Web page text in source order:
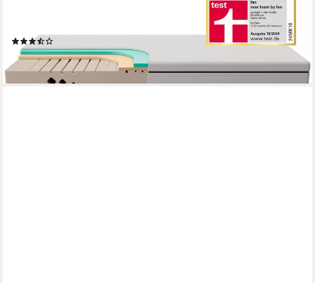
Matratze, 90x200 cm von Stiftung Warentest "GUT (1,6)"
ab 377,95 €
lieferbar in 6 Wochen